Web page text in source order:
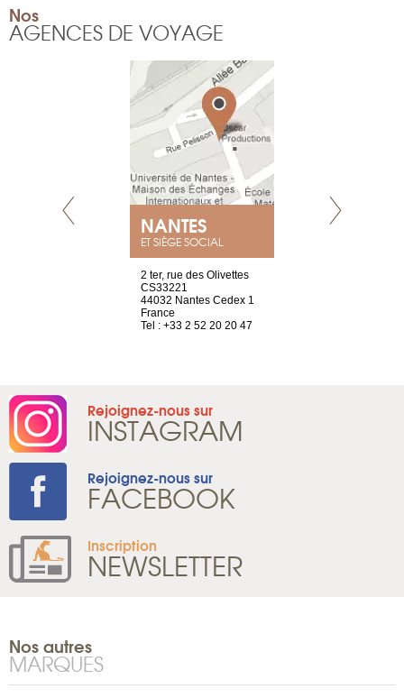
Nos
AGENCES DE VOYAGE
NANTES
ET SIÈGE SOCIAL
2 ter, rue des Olivettes
CS33221
44032 Nantes Cedex 1
France
Tel : +33 2 52 20 20 47
Rejoignez-nous sur
INSTAGRAM
Rejoignez-nous sur
FACEBOOK
Inscription
NEWSLETTER
Nos autres
MARQUES